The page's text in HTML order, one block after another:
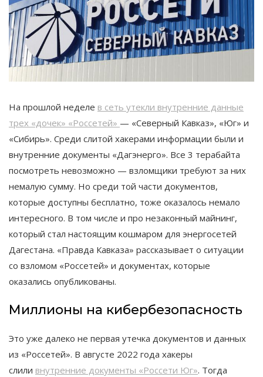
На прошлой неделе в сеть утекли внутренние данные
трех «дочек» «Россетей» — «Северный Кавказ», «Юг» и
«Сибирь». Среди слитой хакерами информации были и
внутренние документы «Дагэнерго». Все 3 терабайта
посмотреть невозможно — взломщики требуют за них
немалую сумму. Но среди той части документов,
которые доступны бесплатно, тоже оказалось немало
интересного. В том числе и про незаконный майнинг,
который стал настоящим кошмаром для энергосетей
Дагестана. «Правда Кавказа» рассказывает о ситуации
со взломом «Россетей» и документах, которые
оказались опубликованы.
Миллионы на кибербезопасность
Это уже далеко не первая утечка документов и данных
из «Россетей». В августе 2022 года хакеры
слили внутренние документы «Россети Юг». Тогда